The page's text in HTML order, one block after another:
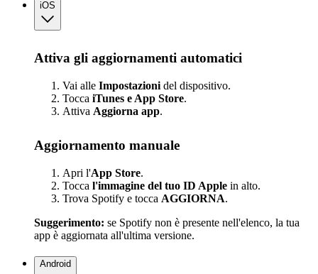
iOS
Attiva gli aggiornamenti automatici
Vai alle Impostazioni del dispositivo.
Tocca iTunes e App Store.
Attiva Aggiorna app.
Aggiornamento manuale
Apri l'App Store.
Tocca l'immagine del tuo ID Apple in alto.
Trova Spotify e tocca AGGIORNA.
Suggerimento: se Spotify non è presente nell'elenco, la tua
app è aggiornata all'ultima versione.
Android